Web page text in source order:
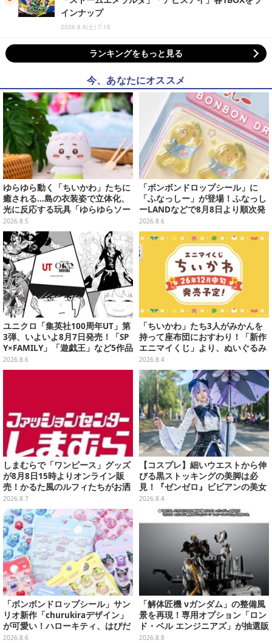
インナップ
2026.8.8(土) 7:15
ランキングをもっと見る
今、あなたにオススメ
ゆらゆら動く「ちいかわ」たちに
癒される…島の衣装姿で立体化、
光に反応する玩具「ゆらゆらソー
ラー」全8種が全国アミューズメ
ント施設にて展開
2026.8.5
「ボンボンドロップシール」に
「ふなっしー」が登場！ふなっし
ーLANDなどで8月8日より順次発
売
2026.8.6
ユニクロ「集英社100周年UT」第
3弾、いよいよ8月7日発売！「SP
Y×FAMILY」「遊戯王」など5作品
をデザイン
2026.8.6
「ちいかわ」たち3人がみかんを
持って座布団におすわり！「新作
エニマイくじ」より、ぬいぐるみ
画像が初公開
2026.8.4
しまむらで「ワンピース」グッズ
が8月8日15時よりオンライン販
売！かるた風のルフィたちがお洒
落なバッグや、チョッパーが可愛
いサンダルも
2026.8.7
【コスプレ】細いウエストから伸
びる黒ストッキングの美脚は必
見！『ゼンゼロ』ビビアンの美女
レイヤーが優雅に降臨【写真9
2026.8.4
「ボンボンドロップシール」サン
リオ新作「churukiraデザイン」
が可愛い！ハローキティ、はぴだ
んぶいなど全8種類が順次展開
2026.8.6
「解体匠機 νガンダム」の整備風
景を再現！専用オプション「ロン
ド・ベル エンジニアズ」が抽選販
売
2026.8.8